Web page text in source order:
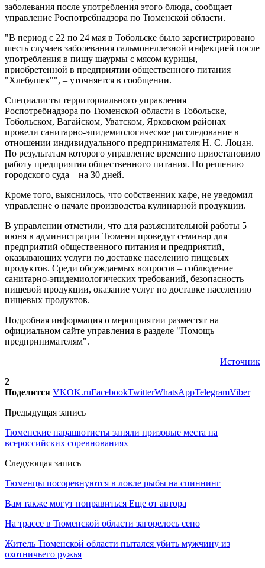
заболевания после употребления этого блюда, сообщает
управление Роспотребнадзора по Тюменской области.
"В период с 22 по 24 мая в Тобольске было зарегистрировано
шесть случаев заболевания сальмонеллезной инфекцией после
употребления в пищу шаурмы с мясом курицы,
приобретенной в предприятии общественного питания
"Хлебушек"", – уточняется в сообщении.
Специалисты территориального управления
Роспотребнадзора по Тюменской области в Тобольске,
Тобольском, Вагайском, Уватском, Ярковском районах
провели санитарно-эпидемиологическое расследование в
отношении индивидуального предпринимателя Н. С. Лоцан.
По результатам которого управление временно приостановило
работу предприятия общественного питания. По решению
городского суда – на 30 дней.
Кроме того, выяснилось, что собственник кафе, не уведомил
управление о начале производства кулинарной продукции.
В управлении отметили, что для разъяснительной работы 5
июня в администрации Тюмени проведут семинар для
предприятий общественного питания и предприятий,
оказывающих услуги по доставке населению пищевых
продуктов. Среди обсуждаемых вопросов – соблюдение
санитарно-эпидемиологических требований, безопасность
пищевой продукции, оказание услуг по доставке населению
пищевых продуктов.
Подробная информация о мероприятии разместят на
официальном сайте управления в разделе "Помощь
предпринимателям".
Источник
2
Поделится VKOK.ruFacebookTwitterWhatsAppTelegramViber
Предыдущая запись
Тюменские парашютисты заняли призовые места на
всероссийских соревнованиях
Следующая запись
Тюменцы посоревнуются в ловле рыбы на спиннинг
Вам также могут понравиться Еще от автора
На трассе в Тюменской области загорелось сено
Житель Тюменской области пытался убить мужчину из
охотничьего ружья